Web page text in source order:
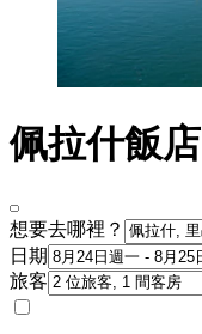
佩拉什飯店
想要去哪裡？
日期
旅客